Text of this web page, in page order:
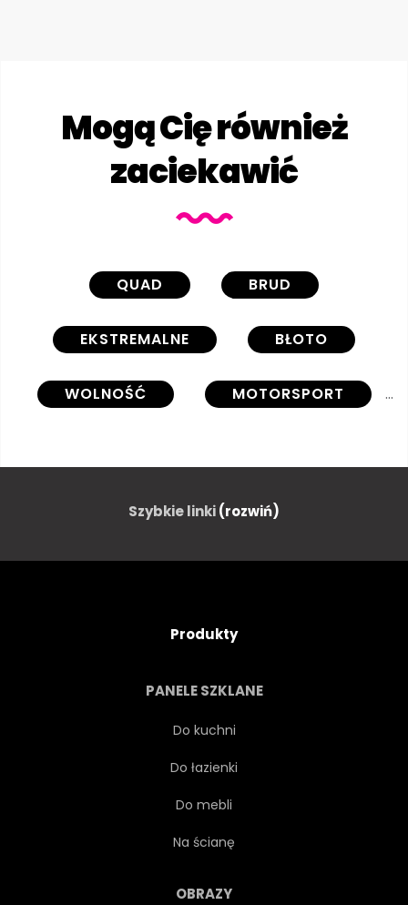
Mogą Cię również
zaciekawić
QUAD BRUD
EKSTREMALNE BŁOTO
WOLNOŚĆ MOTORSPORT
OFFROAD WYŚCIG
PRZEJAŻDŻKA NIECZYSTY
KONKURENCJA
JEŹDZIEC
Szybkie linki(rozwiń)
Produkty
PANELE SZKLANE
Do kuchni
Do łazienki
Do mebli
Na ścianę
OBRAZY